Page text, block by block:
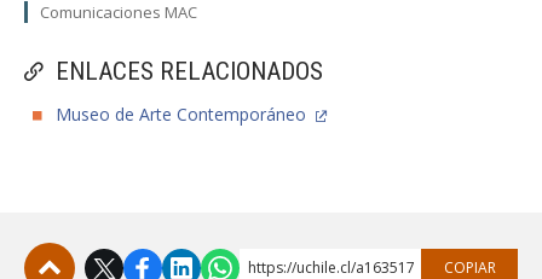
ENLACES RELACIONADOS
Museo de Arte Contemporáneo
Comunicaciones MAC
https://uchile.cl/a163517 COPIAR